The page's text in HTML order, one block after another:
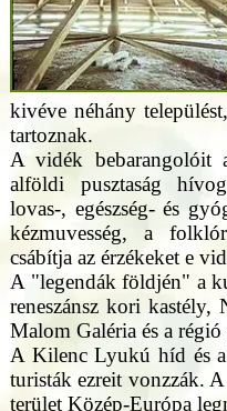
kivéve néhány
tartoznak.
A vidék bebarangolóit
alföldi pusztaság
lovas-, egészség- és
kézmuvesség, a
csábítja az érzékeket e
A "legendák földjén" a
reneszánsz kori kastély,
Malom Galéria és a
A Kilenc Lyukú híd és a
turisták ezreit vonzzák.
terület Közép-Európa